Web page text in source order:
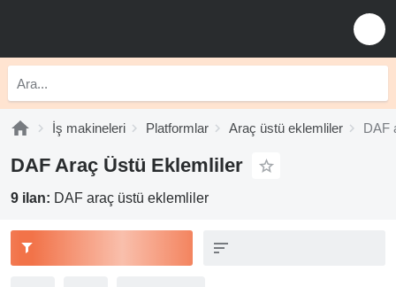
İş makineleri Platformlar Araç üstü eklemliler DAF
DAF Araç Üstü Eklemliler
9 ilan: DAF araç üstü eklemliler